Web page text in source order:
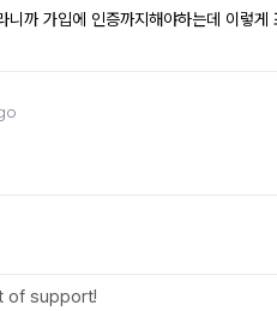
니까 가입에 인증까지해야하는데 이렇